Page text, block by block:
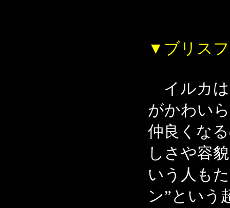
▼ブリス
イルカは
がかわい
仲良くな
しさや容
いう人も
ン”という